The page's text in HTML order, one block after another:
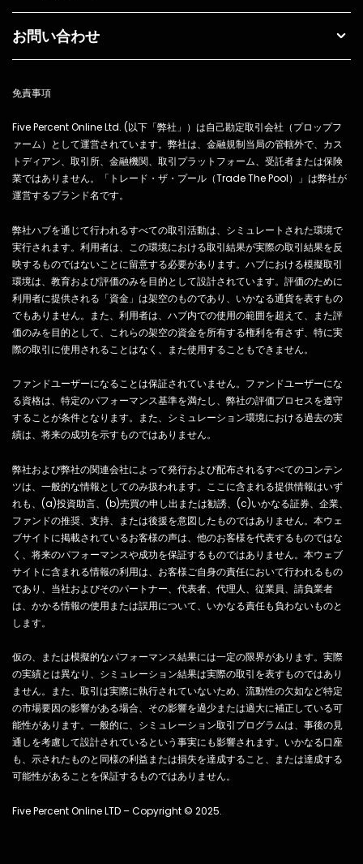
お問い合わせ
免責事項
Five Percent Online Ltd. (以下「弊社」）は自己勘定取引会社（プロップフ
ァーム）として運営されています。弊社は、金融規制当局の管轄外で、カス
トディアン、取引所、金融機関、取引プラットフォーム、受託者または保険
業ではありません。「トレード・ザ・プール（Trade The Pool）」は弊社が
運営するブランド名です。
弊社ハブを通じて行われるすべての取引活動は、シミュレートされた環境で
実行されます。利用者は、この環境における取引結果が実際の取引結果を反
映するものではないことに留意する必要があります。ハブにおける模擬取引
環境は、教育および評価のみを目的として設計されています。評価のために
利用者に提供される「資金」は架空のものであり、いかなる通貨を表すもの
でもありません。また、利用者は、ハブ内での使用の範囲を超えて、また評
価のみを目的として、これらの架空の資金を所有する権利を有さず、特に実
際の取引に使用されることはなく、また使用することもできません。
ファンドユーザーになることは保証されていません。ファンドユーザーにな
る資格は、特定のパフォーマンス基準を満たし、弊社の評価プロセスを遵守
することが条件となります。また、シミュレーション環境における過去の実
績は、将来の成功を示すものではありません。
弊社および弊社の関連会社によって発行および配布されるすべてのコンテン
ツは、一般的な情報としてのみ扱われます。ここに含まれる提供情報はいず
れも、(a)投資助言、(b)売買の申し出または勧誘、(c)いかなる証券、企業、
ファンドの推奨、支持、または後援を意図したものではありません。本ウェ
ブサイトに掲載されているお客様の声は、他のお客様を代表するものではな
く、将来のパフォーマンスや成功を保証するものではありません。本ウェブ
サイトに含まれる情報の利用は、お客様ご自身の責任において行われるもの
であり、当社およびそのパートナー、代表者、代理人、従業員、請負業者
は、かかる情報の使用または誤用について、いかなる責任も負わないものと
します。
仮の、または模擬的なパフォーマンス結果には一定の限界があります。実際
の実績とは異なり、シミュレーション結果は実際の取引を表すものではあり
ません。また、取引は実際に執行されていないため、流動性の欠如など特定
の市場要因の影響がある場合、その影響を過少または過大に補正している可
能性があります。一般的に、シミュレーション取引プログラムは、事後の見
通しを考慮して設計されているという事実にも影響されます。いかなる口座
も、示されたものと同様の利益または損失を達成すること、または達成する
可能性があることを保証するものではありません。
Five Percent Online LTD – Copyright © 2025.